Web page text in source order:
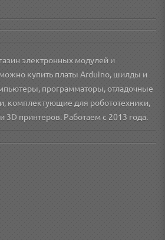
электронных модулей и
купить платы Arduino, шилды и
программаторы, отладочные
комплектующие для робототехники,
3D принтеров. Работаем с 2013 года.